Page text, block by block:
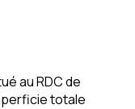
au RDC de
totale